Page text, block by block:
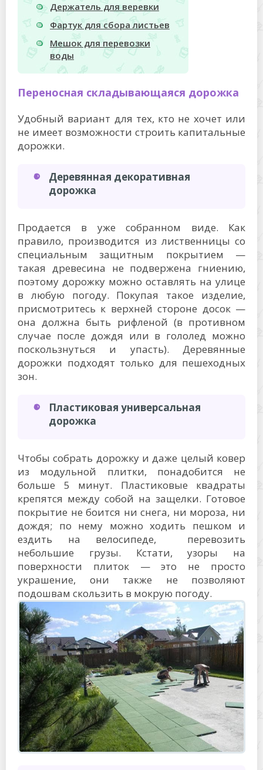
Держатель для веревки
Фартук для сбора листьев
Мешок для перевозки
воды
Переносная складывающаяся дорожка
Удобный вариант для тех, кто не хочет или
не имеет возможности строить капитальные
дорожки.
Деревянная декоративная
дорожка
Продается в уже собранном виде. Как
правило, производится из лиственницы со
специальным защитным покрытием —
такая древесина не подвержена гниению,
поэтому дорожку можно оставлять на улице
в любую погоду. Покупая такое изделие,
присмотритесь к верхней стороне досок —
она должна быть рифленой (в противном
случае после дождя или в гололед можно
поскользнуться и упасть). Деревянные
дорожки подходят только для пешеходных
зон.
Пластиковая универсальная
дорожка
Чтобы собрать дорожку и даже целый ковер
из модульной плитки, понадобится не
больше 5 минут. Пластиковые квадраты
крепятся между собой на защелки. Готовое
покрытие не боится ни снега, ни мороза, ни
дождя; по нему можно ходить пешком и
ездить на велосипеде, перевозить
небольшие грузы. Кстати, узоры на
поверхности плиток — это не просто
украшение, они также не позволяют
подошвам скользить в мокрую погоду.